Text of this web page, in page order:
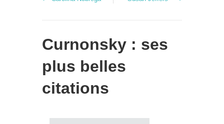
Curnonsky : ses
plus belles
citations